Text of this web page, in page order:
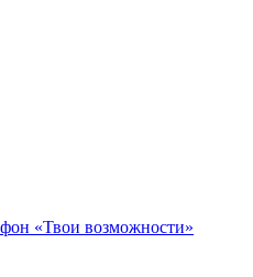
«Твои возможности»